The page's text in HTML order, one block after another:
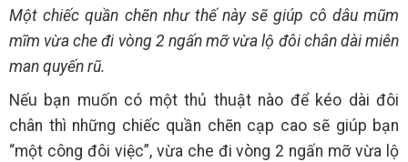
Một chiếc quần chẽn như thế này sẽ giúp cô dâu mũm
mĩm vừa che đi vòng 2 ngấn mỡ vừa lộ đôi chân dài miên
man quyến rũ.
Nếu bạn muốn có một thủ thuật nào để kéo dài đôi
chân thì những chiếc quần chẽn cạp cao sẽ giúp bạn
“một công đôi việc”, vừa che đi vòng 2 ngấn mỡ vừa lộ